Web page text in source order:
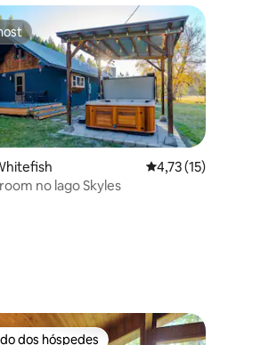
média de 5, 54 avaliações
4,73 de uma
4,73 (15)
no lago Skyles
dos hóspedes